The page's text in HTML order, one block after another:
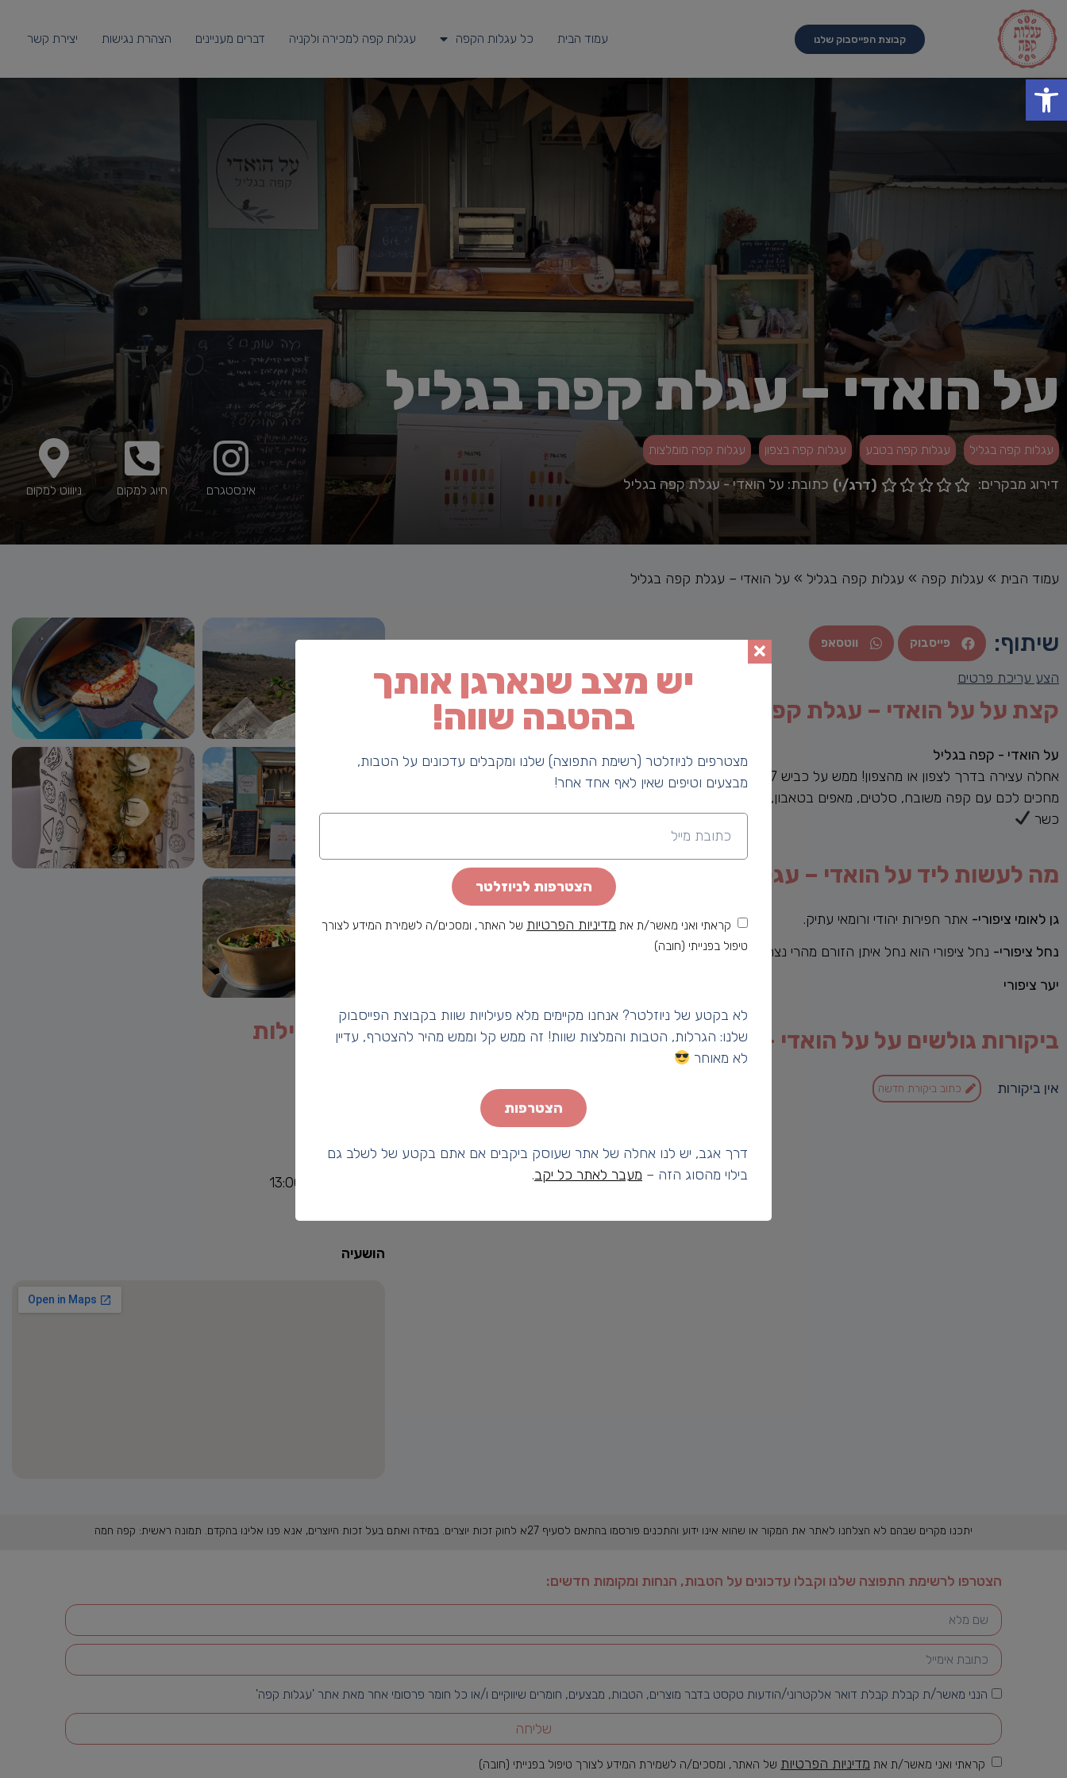
פתח סרגל נגישות
קבוצת הפייסבוק שלנו עמוד הבית כל עגלות הקפה עגלות קפה למכירה ולקניה דברים מעניינים הצהרת נגישות יצירת קשר
על הואדי – עגלת קפה בגליל
עגלות קפה בגליל עגלות קפה בטבע עגלות קפה בצפון עגלות קפה מומלצות
דירוג מבקרים: 



 (דרג/י) כתובת: על הואדי - עגלת קפה בגליל אינסטגרם חיוג למקום ניוווט למקום
עמוד הבית » עגלות קפה » עגלות קפה בגליל » על הואדי – עגלת קפה בגליל
שיתוף: פייסבוק ווטסאפ
הצע עריכת פרטים
קצת על על הואדי – עגלת קפה בגליל
על הואדי - קפה בגליל
אחלה עצירה בדרך לצפון או מהצפון! ממש על כביש 77.
מחכים לכם עם קפה משובח, סלטים, מאפים בטאבון, מתוקים והפתעות טעימות!
כשר
מה לעשות ליד על הואדי – עגלת קפה בגליל?
גן לאומי ציפורי- אתר חפירות יהודי ורומאי עתיק.
נחל ציפורי- נחל ציפורי הוא נחל איתן הזורם מהרי נצרת לנחל קישון.
יער ציפורי
ביקורות גולשים על על הואדי – עגלת קפה בגליל
אין ביקורות כתוב ביקורת חדשה
שעות פעילות
יום חמישי סגור
הושעיה
יתכנו מקרים שבהם לא הצלחנו לאתר את המקור או שהוא אינו ידוע והתכנים פורסמו בהתאם לסעיף 27א לחוק זכות יוצרים. במידה ואתם בעל זכות היוצרים, אנא פנו אלינו בהקדם. תמונה ראשית: קפה חמה
הצטרפו לרשימת התפוצה שלנו וקבלו עדכונים על הטבות, הנחות ומקומות חדשים:
הנני מאשר/ת קבלת קבלת דואר אלקטרוני/הודעות טקסט בדבר מוצרים, הטבות, מבצעים, חומרים שיווקיים ו/או כל חומר פרסומי אחר מאת אתר 'עגלות קפה'
שליחה
קראתי ואני מאשר/ת את מדיניות הפרטיות של האתר, ומסכים/ה לשמירת המידע לצורך טיפול בפנייתי (חובה)
יש מצב שנארגן אותך
בהטבה שווה!
מצטרפים לניוזלטר (רשימת התפוצה) שלנו ומקבלים עדכונים על הטבות,
מבצעים וטיפים שאין לאף אחד אחר!
הצטרפות לניוזלטר
קראתי ואני מאשר/ת את מדיניות הפרטיות של האתר, ומסכים/ה לשמירת המידע לצורך
טיפול בפנייתי (חובה)
לא בקטע של ניוזלטר? אנחנו מקיימים מלא פעילויות שוות בקבוצת הפייסבוק
שלנו: הגרלות, הטבות והמלצות שוות! זה ממש קל וממש מהיר להצטרף, עדיין
לא מאוחר
הצטרפות
דרך אגב, יש לנו אחלה של אתר שעוסק ביקבים אם אתם בקטע של לשלב גם
בילוי מהסוג הזה – מעבר לאתר כל יקב.